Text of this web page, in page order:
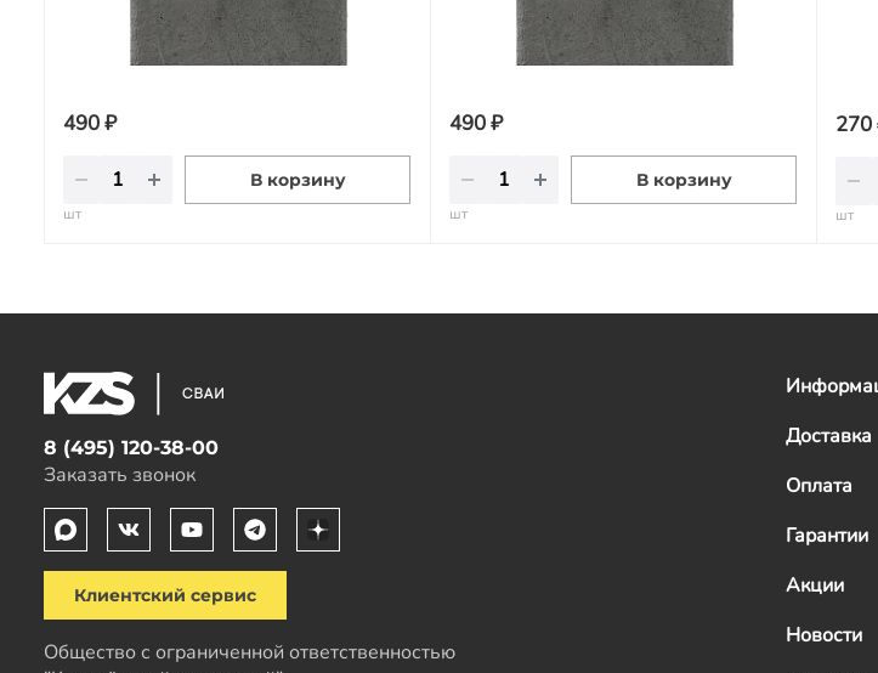
490 ₽
В корзину
шт
490 ₽
В корзину
шт
270
шт
8 (495) 120-38-00
Заказать звонок
Клиентский сервис
Общество с ограниченной ответственностью
Доставка
Оплата
Гарантии
Акции
Новости